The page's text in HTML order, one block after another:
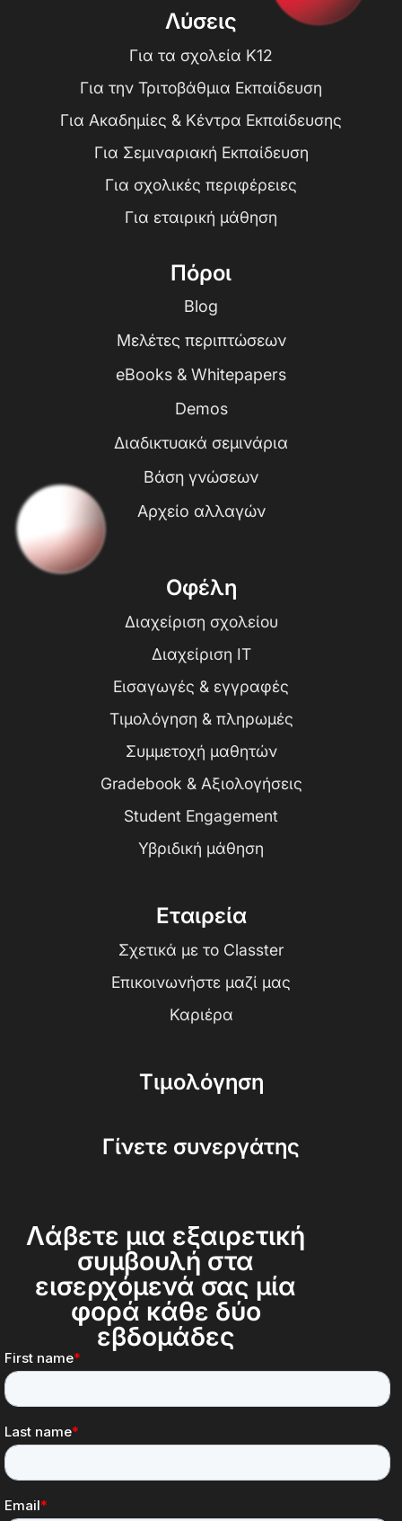
Λύσεις
Για τα σχολεία K12
Για την Τριτοβάθμια Εκπαίδευση
Για Ακαδημίες & Κέντρα Εκπαίδευσης
Για Σεμιναριακή Εκπαίδευση
Για σχολικές περιφέρειες
Για εταιρική μάθηση
Πόροι
Blog
Μελέτες περιπτώσεων
eBooks & Whitepapers
Demos
Διαδικτυακά σεμινάρια
Βάση γνώσεων
Αρχείο αλλαγών
Οφέλη
Διαχείριση σχολείου
Διαχείριση IT
Εισαγωγές & εγγραφές
Τιμολόγηση & πληρωμές
Συμμετοχή μαθητών
Gradebook & Αξιολογήσεις
Student Engagement
Υβριδική μάθηση
Εταιρεία
Σχετικά με το Classter
Επικοινωνήστε μαζί μας
Καριέρα
Τιμολόγηση
Γίνετε συνεργάτης
Λάβετε μια εξαιρετική
συμβουλή στα
εισερχόμενά σας μία
φορά κάθε δύο
εβδομάδες